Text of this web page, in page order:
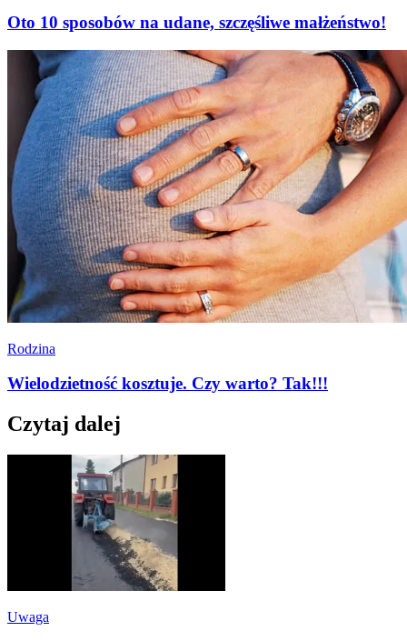
Oto 10 sposobów na udane, szczęśliwe małżeństwo!
Rodzina
Wielodzietność kosztuje. Czy warto? Tak!!!
Czytaj dalej
Uwaga